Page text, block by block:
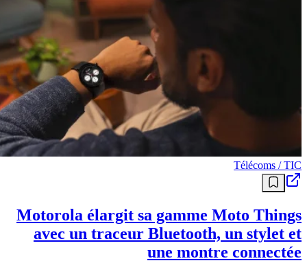
Télécoms / TIC
Motorola élargit sa gamme Moto Things
avec un traceur Bluetooth, un stylet et
une montre connectée